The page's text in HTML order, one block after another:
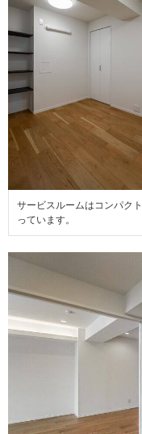
サービスルームはコンパク
っています。